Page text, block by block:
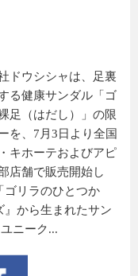
ドウシシャは、足裏
る健康サンダル「ゴ
足（はだし）」の限
を、7月3日より全国
キホーテおよびアピ
店舗で販売開始し
ゴリラのひとつか
から生まれたサン
ニーク...